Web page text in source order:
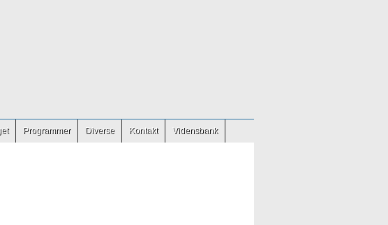
Programmer Diverse Kontakt Vidensbank